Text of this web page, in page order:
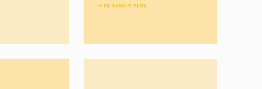
EN SAVOIR PLUS